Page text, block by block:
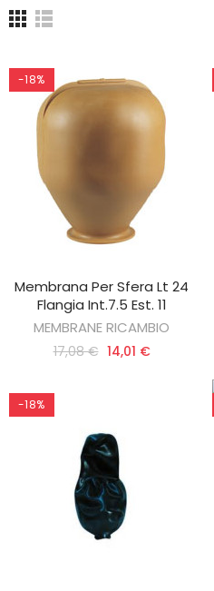
-18%
AGGIUNGI AL CARRELLO
Membrana Per Sfera Lt 24
Flangia Int.7.5 Est. 11
MEMBRANE RICAMBIO
17,08 € 14,01 €
-18%